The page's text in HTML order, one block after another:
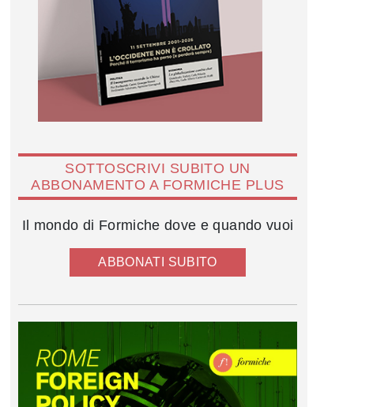
SOTTOSCRIVI SUBITO UN
ABBONAMENTO A FORMICHE PLUS
Il mondo di Formiche dove e quando vuoi
ABBONATI SUBITO